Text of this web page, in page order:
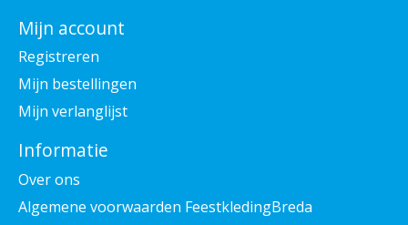
Mijn account
Registreren
Mijn bestellingen
Mijn verlanglijst
Informatie
Over ons
Algemene voorwaarden FeestkledingBreda